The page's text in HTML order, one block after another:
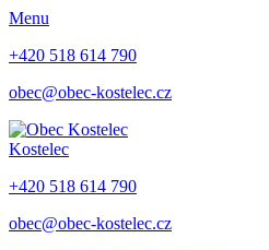
Menu
+420 518 614 790
obec@obec-kostelec.cz
Kostelec
+420 518 614 790
obec@obec-kostelec.cz